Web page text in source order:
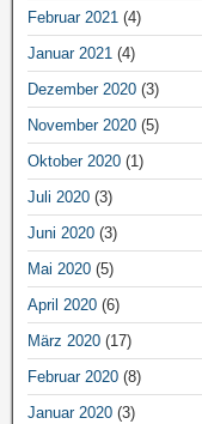
Februar 2021 (4)
Januar 2021 (4)
Dezember 2020 (3)
November 2020 (5)
Oktober 2020 (1)
Juli 2020 (3)
Juni 2020 (3)
Mai 2020 (5)
April 2020 (6)
März 2020 (17)
Februar 2020 (8)
Januar 2020 (3)